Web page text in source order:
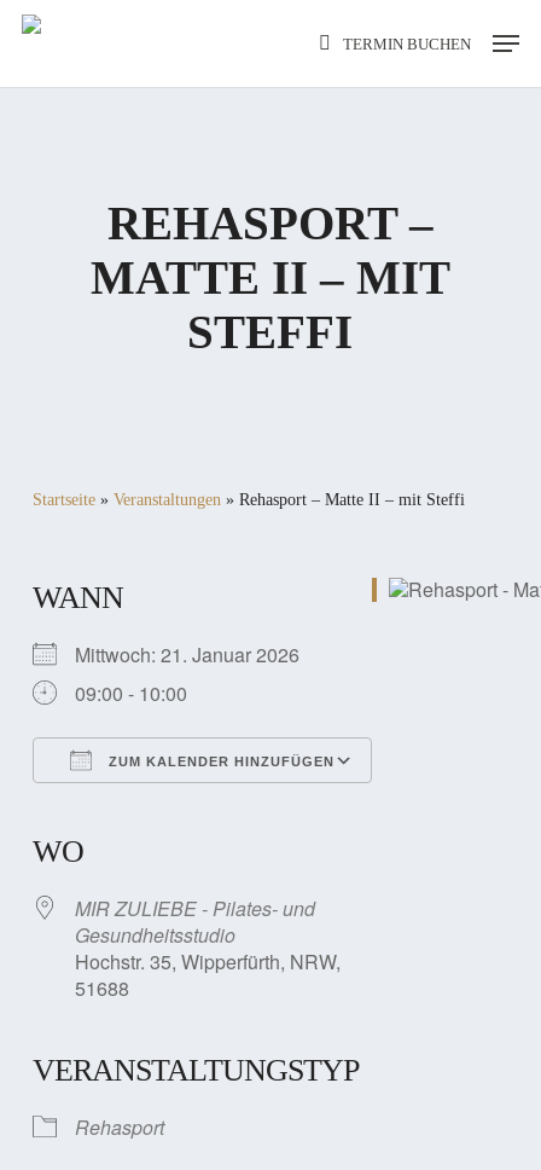
Skip
TERMIN BUCHEN
Menu
REHASPORT –
MATTE II – MIT
STEFFI
Startseite» Veranstaltungen» Rehasport – Matte II – mit Steffi
WANN
Mittwoch: 21. Januar 2026
09:00 - 10:00
ZUM KALENDER HINZUFÜGEN
WO
MIR ZULIEBE - Pilates- und
Gesundheitsstudio
Hochstr. 35, Wipperfürth, NRW,
51688
VERANSTALTUNGSTYP
Rehasport